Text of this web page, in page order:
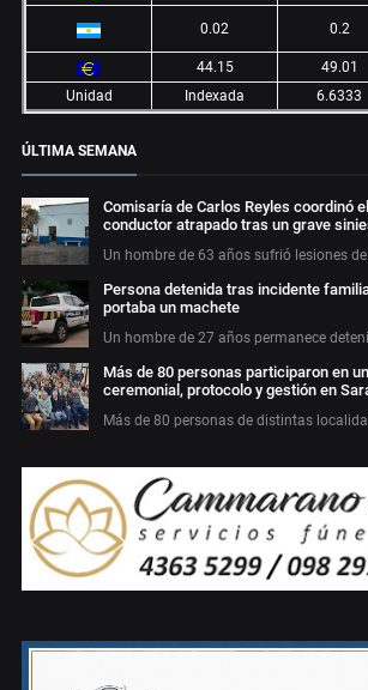
0.02 0.2
44.15
49.01
Unidad
Indexada 6.6333
ÚLTIMA SEMANA
Comisaría de Carlos Reyles coordinó
conductor atrapado tras un grave
Un hombre de 63 años sufrió lesiones
Persona detenida tras incidente
portaba un machete
Un hombre de 27 años permanece
Más de 80 personas participaron en
ceremonial, protocolo y gestión en
Más de 80 personas de distintas